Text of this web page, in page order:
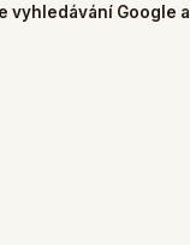
vyhledávání Google a